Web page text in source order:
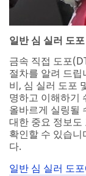
일반 심 실러 도
금속 직접 도포
절차를 알려 드
비, 심 실러 도포
명하고 이해하기
올바르게 실링될
대한 중요 정보
확인할 수 있습니
다.
일반 심 실러 도